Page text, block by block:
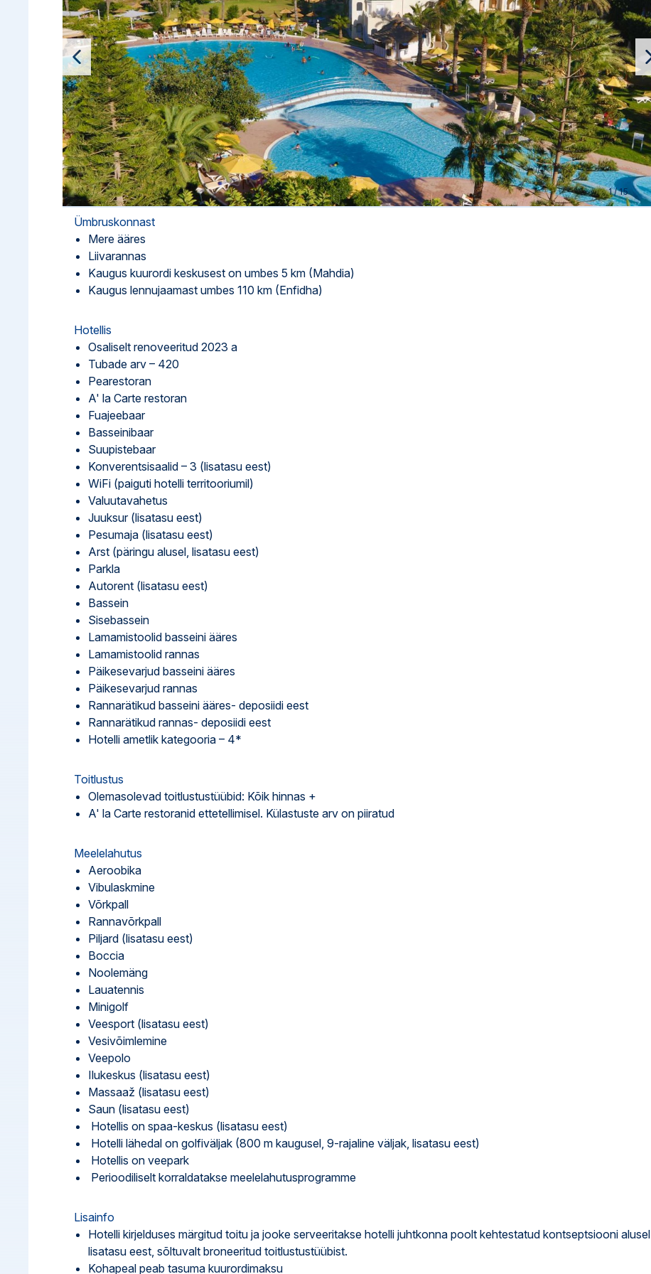
Airalo eSIM
Reisija meelespea
Platinum Club
Püsisoodustused
Boonuspunktid
Ettevõttest, kontaktid, reisikonsultandi teenus, tule tööle, uudised...
Ettevõttest
Kontaktid
Reisikonsultandi teenus
Tule tööle
Uudised
1/15
Ümbruskonnast
Mere ääres
Liivarannas
Kaugus kuurordi keskusest on umbes 5 km (Mahdia)
Kaugus lennujaamast umbes 110 km (Enfidha)
Hotellis
Osaliselt renoveeritud 2023 a
Tubade arv – 420
Pearestoran
A' la Carte restoran
Fuajeebaar
Basseinibaar
Suupistebaar
Konverentsisaalid – 3 (lisatasu eest)
WiFi (paiguti hotelli territooriumil)
Valuutavahetus
Juuksur (lisatasu eest)
Pesumaja (lisatasu eest)
Arst (päringu alusel, lisatasu eest)
Parkla
Autorent (lisatasu eest)
Bassein
Sisebassein
Lamamistoolid basseini ääres
Lamamistoolid rannas
Päikesevarjud basseini ääres
Päikesevarjud rannas
Rannarätikud basseini ääres- deposiidi eest
Rannarätikud rannas- deposiidi eest
Hotelli ametlik kategooria – 4*
Toitlustus
Olemasolevad toitlustustüübid: Kõik hinnas +
A' la Carte restoranid ettetellimisel. Külastuste arv on piiratud
Meelelahutus
Aeroobika
Vibulaskmine
Võrkpall
Rannavõrkpall
Piljard (lisatasu eest)
Boccia
Noolemäng
Lauatennis
Minigolf
Veesport (lisatasu eest)
Vesivõimlemine
Veepolo
Ilukeskus (lisatasu eest)
Massaaž (lisatasu eest)
Saun (lisatasu eest)
Hotellis on spaa-keskus (lisatasu eest)
Hotelli lähedal on golfiväljak (800 m kaugusel, 9-rajaline väljak, lisatasu eest)
Hotellis on veepark
Perioodiliselt korraldatakse meelelahutusprogramme
Lisainfo
Hotelli kirjelduses märgitud toitu ja jooke serveeritakse hotelli juhtkonna poolt kehtestatud kontseptsiooni alusel
lisatasu eest, sõltuvalt broneeritud toitlustustüübist.
Kohapeal peab tasuma kuurordimaksu